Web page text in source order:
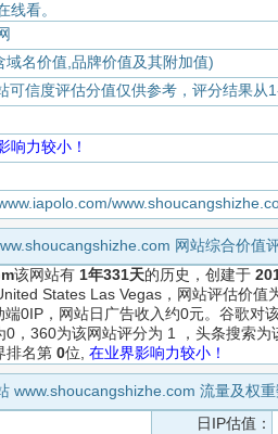
线看。
域名价值,品牌价值及其附加值)
可信度评估分值仅供参考，评分结果从
响力较小！
网站综合价值
该网站有 1年331天的历史，创建于
States Las Vegas，网站评估价值
0IP，网站日广告收入约0元。谷歌对
，360为该网站评分为 1 ，头条搜索
排名第 0位, 在业界影响力较小！
www.shoucangshizhe.com 流量及权
日IP估值：